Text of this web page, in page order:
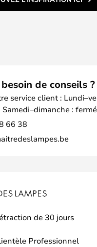
de conseils ?
service client :
: fermé
66 38
de 30 jours
Professionnel